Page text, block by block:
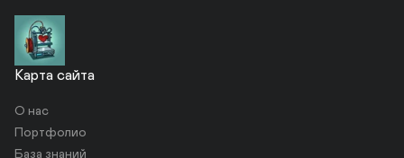
Карта сайта
О нас
Портфолио
База знаний